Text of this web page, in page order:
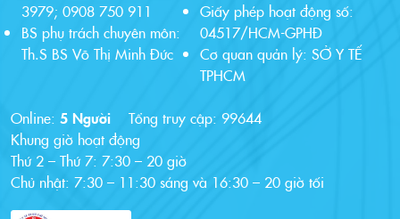
3979; 0908 750 911
BS phụ trách chuyên môn:
Th.S BS Võ Thị Minh Đức
Giấy phép hoạt động số:
04517/HCM-GPHĐ
Cơ quan quản lý: SỞ Y TẾ
TPHCM
Online: 5 Người Tổng truy cập: 99644
Khung giờ hoạt động
Thứ 2 – Thứ 7: 7:30 – 20 giờ
Chủ nhật: 7:30 – 11:30 sáng và 16:30 – 20 giờ tối